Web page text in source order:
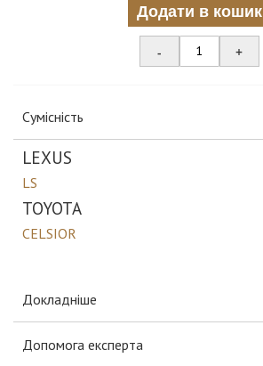
Додати в кошик
- +
Сумісність
LEXUS
LS
TOYOTA
CELSIOR
Докладніше
Допомога експерта